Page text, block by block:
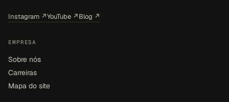
Instagram ↗YouTube ↗Blog ↗
EMPRESA
Sobre nós
Carreiras
Mapa do site